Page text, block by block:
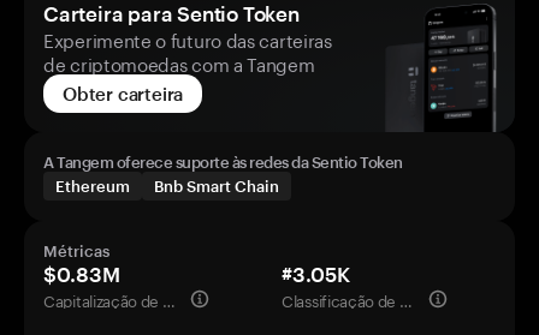
Carteira para Sentio Token
Experimente o futuro das carteiras
de criptomoedas com a Tangem
Obter carteira
A Tangem oferece suporte às redes da Sentio Token
Ethereum
Bnb Smart Chain
Métricas
$0.83M
Capitalização de mercado
#3.05K
Classificação de mercado